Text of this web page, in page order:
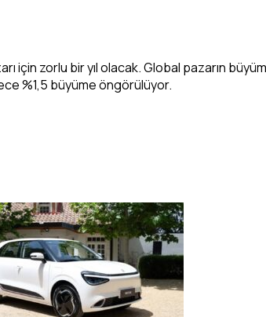
zorlu bir yıl olacak. Global pazarın
%1,5 büyüme öngörülüyor.